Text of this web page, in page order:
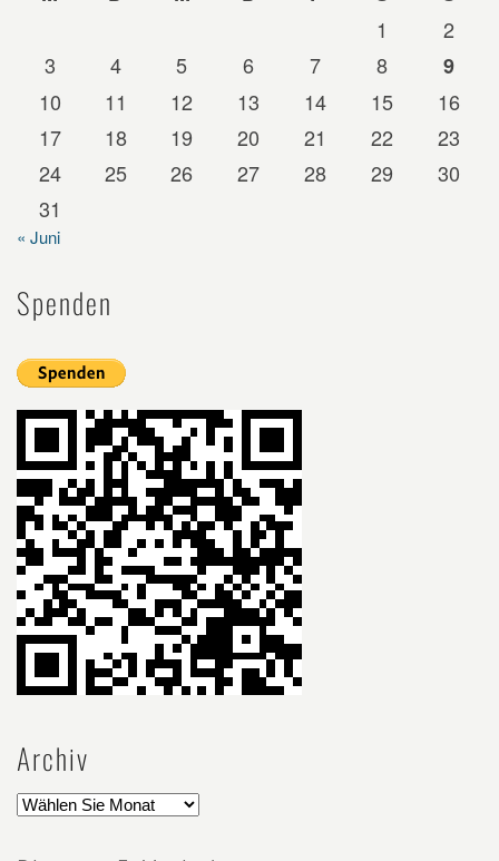
1
2
3
4 5 6 7 8
9
10
11 12 13 14 15
16
17
18 19 20 21 22
23
24
25 26 27 28 29
30
31
« Juni
Spenden
Archiv